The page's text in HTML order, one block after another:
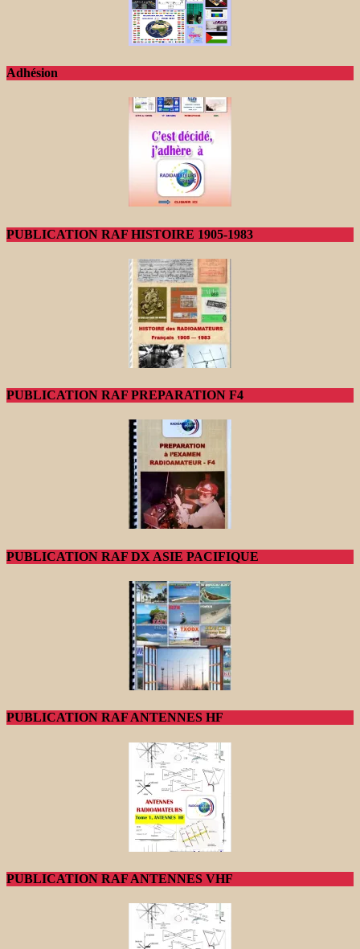
Adhésion
PUBLICATION RAF HISTOIRE 1905-1983
PUBLICATION RAF PREPARATION F4
PUBLICATION RAF DX ASIE PACIFIQUE
PUBLICATION RAF ANTENNES HF
PUBLICATION RAF ANTENNES VHF